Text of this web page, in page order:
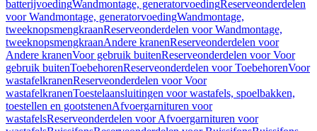
batterijvoedingWandmontage, generatorvoedingReserveonderdelen
voor Wandmontage, generatorvoedingWandmontage,
tweeknopsmengkraanReserveonderdelen voor Wandmontage,
tweeknopsmengkraanAndere kranenReserveonderdelen voor
Andere kranenVoor gebruik buitenReserveonderdelen voor Voor
gebruik buitenToebehorenReserveonderdelen voor ToebehorenVoor
wastafelkranenReserveonderdelen voor Voor
wastafelkranenToestelaansluitingen voor wastafels, spoelbakken,
toestellen en gootstenenAfvoergarnituren voor
wastafelsReserveonderdelen voor Afvoergarnituren voor